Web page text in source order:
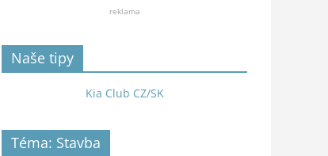
reklama
Naše tipy
Kia Club CZ/SK
Téma: Stavba